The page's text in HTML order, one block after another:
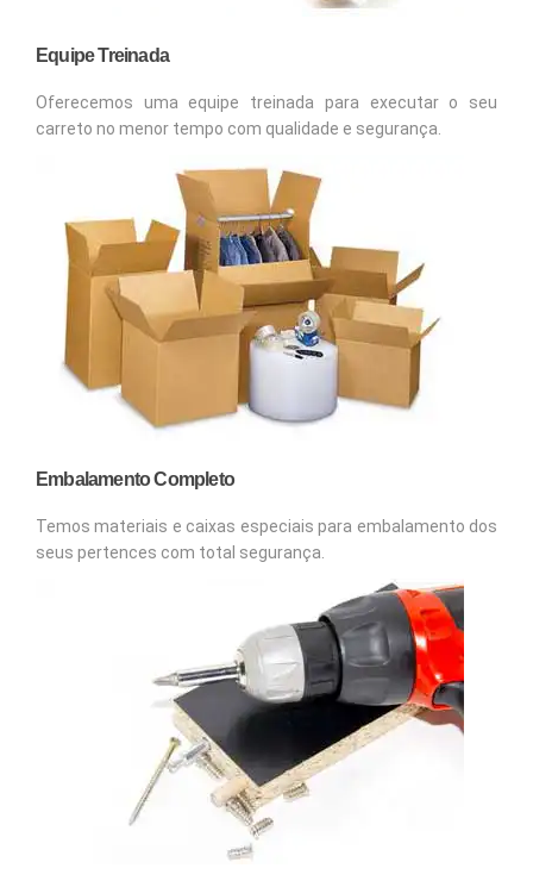
Equipe Treinada
Oferecemos uma equipe treinada para executar o seu
carreto no menor tempo com qualidade e segurança.
Embalamento Completo
Temos materiais e caixas especiais para embalamento dos
seus pertences com total segurança.